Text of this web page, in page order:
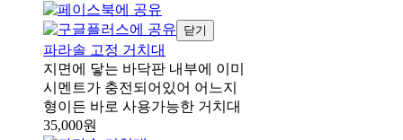
닫기
파라솔 고정 거치대
지면에 닿는 바닥판 내부에 이미
시멘트가 충전되어있어 어느지
형이든 바로 사용가능한 거치대
35,000원